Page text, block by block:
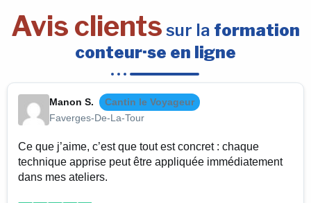
Avis clients sur la formation
conteur·se en ligne
Manon S.
Cantin le Voyageur
Faverges-De-La-Tour
Ce que j’aime, c’est que tout est concret : chaque
technique apprise peut être appliquée immédiatement
dans mes ateliers.